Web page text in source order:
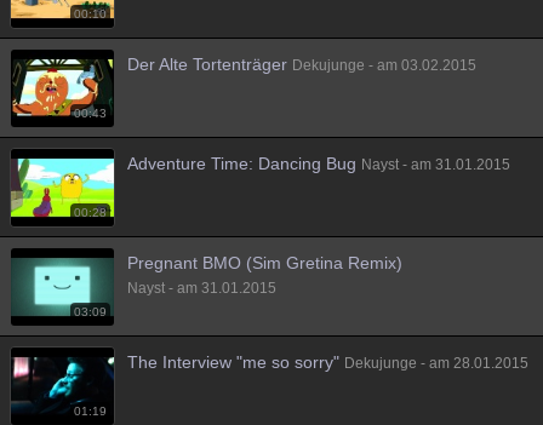
00:10
00:43
Der Alte Tortenträger Dekujunge - am 03.02.2015
00:28
Adventure Time: Dancing Bug Nayst - am 31.01.2015
03:09
Pregnant BMO (Sim Gretina Remix)
Nayst - am 31.01.2015
01:19
The Interview "me so sorry" Dekujunge - am 28.01.2015